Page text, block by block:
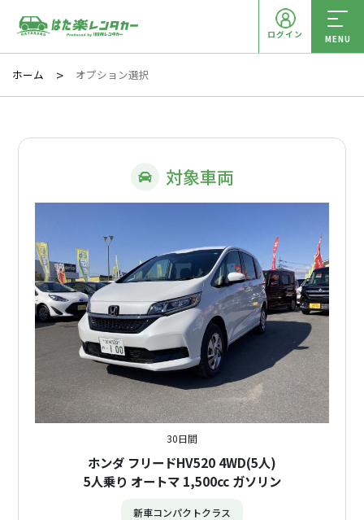
ログイン MENU
ホーム オプション選択
対象車両
30日間
ホンダ フリードHV520 4WD(5人)
5人乗り オートマ 1,500cc ガソリン
新車コンパクトクラス